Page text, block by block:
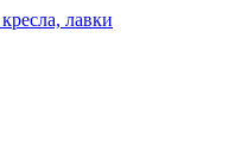
лавки